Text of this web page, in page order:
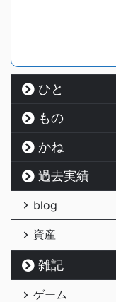
ひと
もの
かね
過去実績
blog
資産
雑記
ゲーム